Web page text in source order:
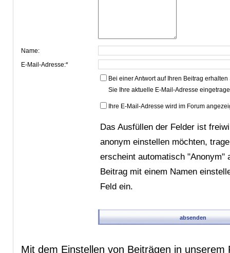
Name:
E-Mail-Adresse:*
Bei einer Antwort auf Ihren Beitrag
Sie Ihre aktuelle E-Mail-Adresse
Ihre E-Mail-Adresse wird im Forum
Das Ausfüllen der Felder ist
anonym einstellen möchten,
erscheint automatisch "Anonym"
Beitrag mit einem Namen
Feld ein.
Mit dem Einstellen von Beiträgen in